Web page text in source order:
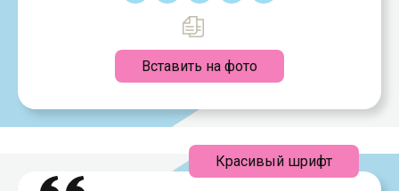
Вставить на фото
Красивый шрифт